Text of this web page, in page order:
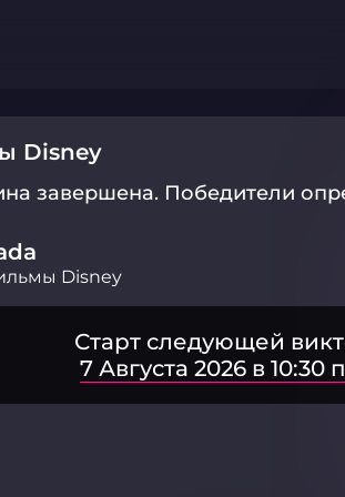
Disney
завершена. Победители
Disney
Старт следующей
7 Августа 2026 в 10:30